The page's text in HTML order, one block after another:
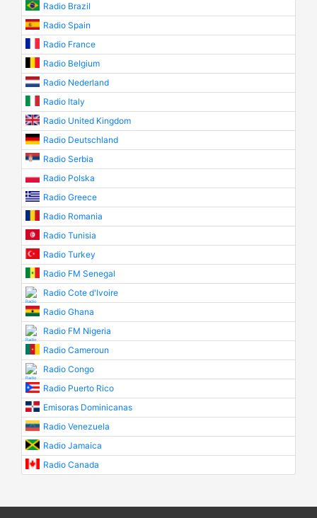
Radio Brazil
Radio Spain
Radio France
Radio Belgium
Radio Nederland
Radio Italy
Radio United Kingdom
Radio Deutschland
Radio Serbia
Radio Polska
Radio Greece
Radio Romania
Radio Tunisia
Radio Turkey
Radio FM Senegal
Radio Cote d'Ivoire
Radio Ghana
Radio FM Nigeria
Radio Cameroun
Radio Congo
Radio Puerto Rico
Emisoras Dominicanas
Radio Venezuela
Radio Jamaica
Radio Canada